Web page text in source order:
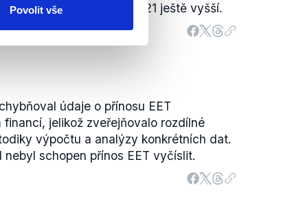
Povolit vše
reálná hodnota v roce 2021 ještě vyšší.
údaje o přínosu EET
jelikož zveřejňovalo rozdílné
výpočtu a analýzy konkrétních dat.
schopen přínos EET vyčíslit.